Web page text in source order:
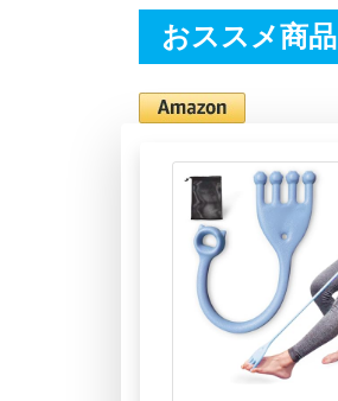
おススメ商品